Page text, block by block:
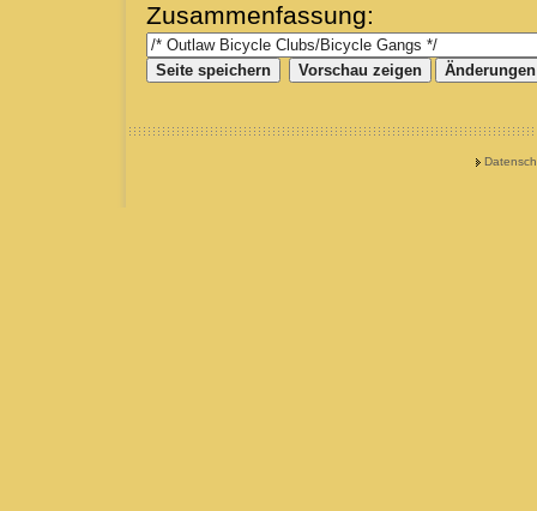
Zusammenfassung: